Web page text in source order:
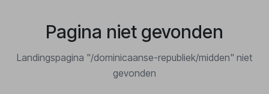
Pagina niet gevonden
Landingspagina "/dominicaanse-republiek/midden" niet
gevonden